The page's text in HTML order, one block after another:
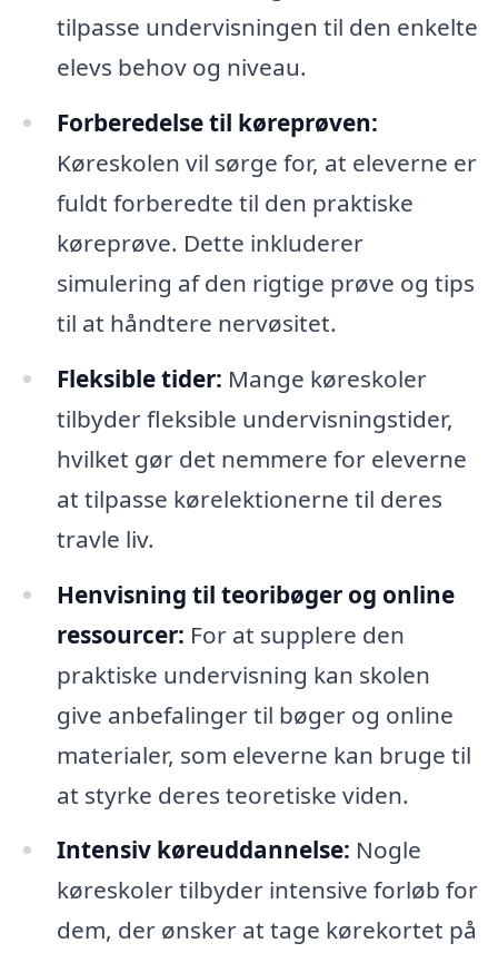
tilpasse undervisningen til den enkelte
elevs behov og niveau.
Forberedelse til køreprøven:
Køreskolen vil sørge for, at eleverne er
fuldt forberedte til den praktiske
køreprøve. Dette inkluderer
simulering af den rigtige prøve og tips
til at håndtere nervøsitet.
Fleksible tider: Mange køreskoler
tilbyder fleksible undervisningstider,
hvilket gør det nemmere for eleverne
at tilpasse kørelektionerne til deres
travle liv.
Henvisning til teoribøger og online
ressourcer: For at supplere den
praktiske undervisning kan skolen
give anbefalinger til bøger og online
materialer, som eleverne kan bruge til
at styrke deres teoretiske viden.
Intensiv køreuddannelse: Nogle
køreskoler tilbyder intensive forløb for
dem, der ønsker at tage kørekortet på